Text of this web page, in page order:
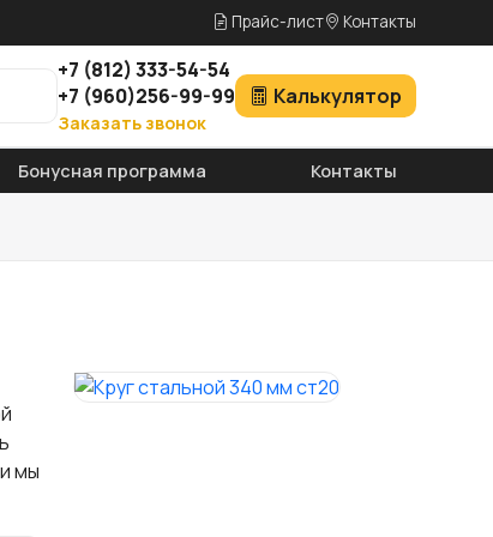
Прайс-лист Контакты
+7 (812)333-54-54
+7 (960)256-99-99
Заказать звонок
Калькулятор
Бонусная программа Контакты
мы